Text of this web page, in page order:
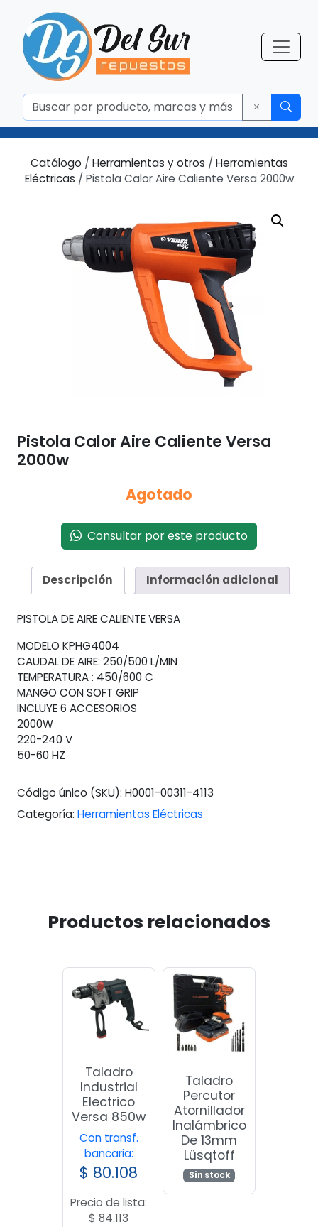
Catálogo / Herramientas y otros / Herramientas
Eléctricas / Pistola Calor Aire Caliente Versa 2000w
Pistola Calor Aire Caliente Versa
2000w
Agotado
Consultar por este producto
Descripción Información adicional
PISTOLA DE AIRE CALIENTE VERSA
MODELO KPHG4004
CAUDAL DE AIRE: 250/500 L/MIN
TEMPERATURA : 450/600 C
MANGO CON SOFT GRIP
INCLUYE 6 ACCESORIOS
2000W
220-240 V
50-60 HZ
Código único (SKU): H0001-00311-4113
Categoría: Herramientas Eléctricas
Productos relacionados
Taladro
Industrial
Electrico
Versa 850w
Con transf.
bancaria:
$ 80.108
Precio de lista:
$ 84.113
Taladro
Percutor
Atornillador
Inalámbrico
De 13mm
Lüsqtoff
Sin stock